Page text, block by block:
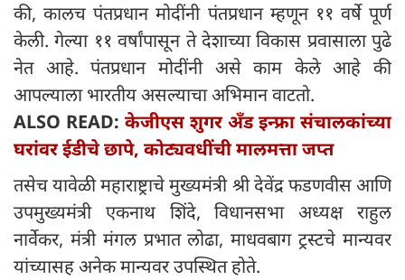
की, कालच पंतप्रधान मोदींनी पंतप्रधान म्हणून ११ वर्षे पूर्ण
केली. गेल्या ११ वर्षांपासून ते देशाच्या विकास प्रवासाला पुढे
नेत आहे. पंतप्रधान मोदींनी असे काम केले आहे की
आपल्याला भारतीय असल्याचा अभिमान वाटतो.
ALSO READ: केजीएस शुगर अँड इन्फ्रा संचालकांच्या
घरांवर ईडीचे छापे, कोट्यवधींची मालमत्ता जप्त
तसेच यावेळी महाराष्ट्राचे मुख्यमंत्री श्री देवेंद्र फडणवीस आणि
उपमुख्यमंत्री एकनाथ शिंदे, विधानसभा अध्यक्ष राहुल
नार्वेकर, मंत्री मंगल प्रभात लोढा, माधवबाग ट्रस्टचे मान्यवर
यांच्यासह अनेक मान्यवर उपस्थित होते.